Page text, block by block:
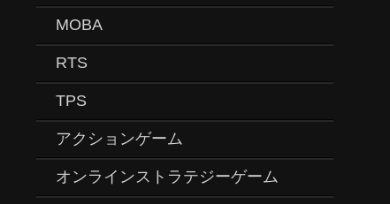
MOBA
RTS
TPS
アクションゲーム
オンラインストラテジーゲーム